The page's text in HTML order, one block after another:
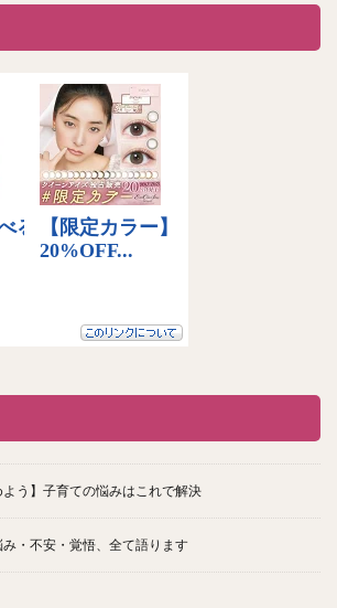
よう】子育ての悩みはこれで解決
・不安・覚悟、全て語ります